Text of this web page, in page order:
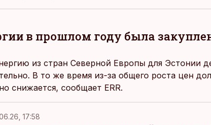
в прошлом году была
из стран Северной Европы для Эстонии
В то же время из-за общего роста цен
снижается, сообщает ERR.
17:58